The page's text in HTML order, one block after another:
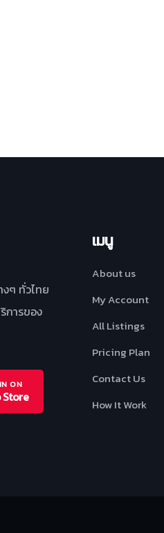
งๆ ทั่วไทย
การของ
ON
เมนู
About us
My Account
All Listings
Pricing Plan
Contact Us
How It Work